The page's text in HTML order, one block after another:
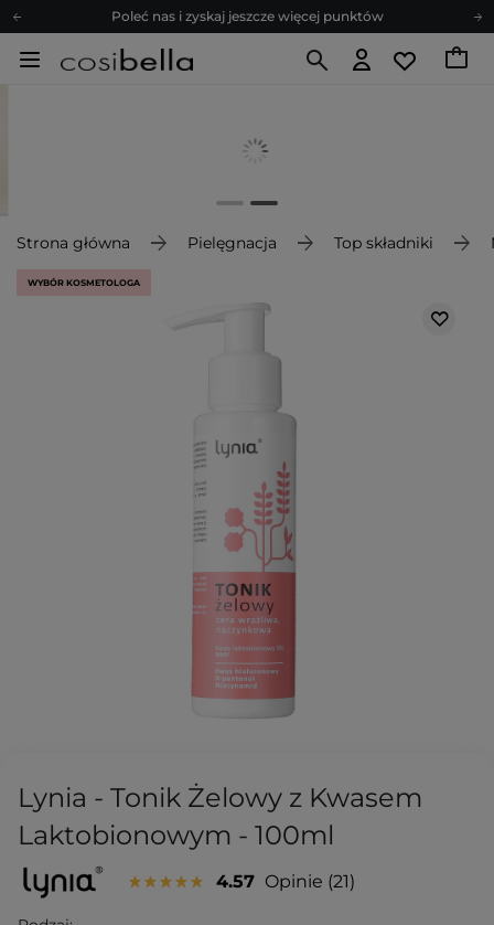
Poleć nas i zyskaj jeszcze więcej punktów
Zapisz się na newsletter pełen porad
Poleć nas i zyskaj jeszcze więcej punktów
Strona główna Pielęgnacja Top składniki
WYBÓR KOSMETOLOGA
Lynia - Tonik Żelowy z Kwasem
Laktobionowym - 100ml
4.57 Opinie 21